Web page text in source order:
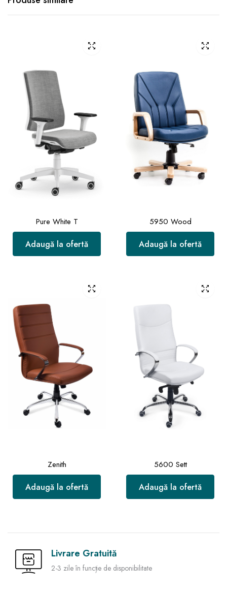
Pure White T
Adaugă la ofertă
5950 Wood
Adaugă la ofertă
Zenith
Adaugă la ofertă
5600 Sett
Adaugă la ofertă
Livrare Gratuită
2-3 zile în funcție de disponibilitate